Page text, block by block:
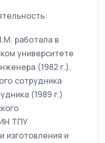
работала в
университете
(1982 г.),
сотрудника
(1989 г.)
ТПУ
изготовления и